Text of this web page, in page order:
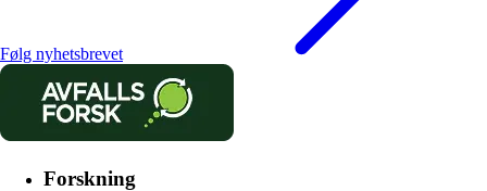
Følg nyhetsbrevet
Forskning